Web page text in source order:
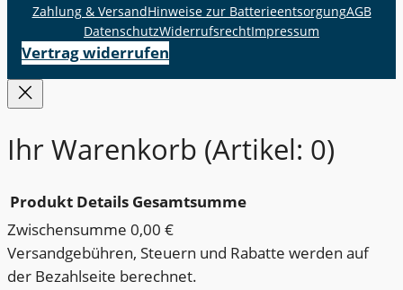
Zahlung & VersandHinweise zur BatterieentsorgungAGB
DatenschutzWiderrufsrechtImpressum
Vertrag widerrufen
Ihr Warenkorb (Artikel: 0)
Produkte
Produkt Details Gesamtsumme
Zwischensumme 0,00 €
Versandgebühren, Steuern und Rabatte werden auf
der Bezahlseite berechnet.